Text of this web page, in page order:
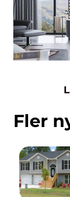
Fler